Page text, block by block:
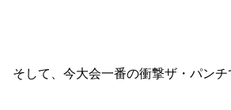
そして、今大会一番の衝撃ザ・パンチ